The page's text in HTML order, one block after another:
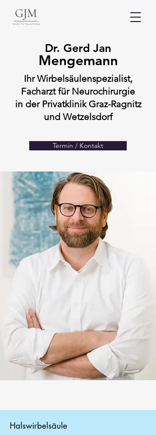
Dr. Gerd Jan
Mengemann
Ihr Wirbelsäulenspezialist,
Facharzt für Neurochirurgie
in der Privatklinik Graz-Ragnitz
und Wetzelsdorf
Termin / Kontakt
Halswirbelsäule